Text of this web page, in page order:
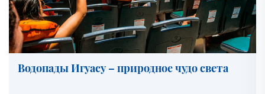
Водопады Игуасу – природное чудо света